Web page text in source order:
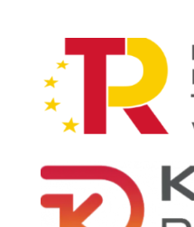
+34 979 300 500